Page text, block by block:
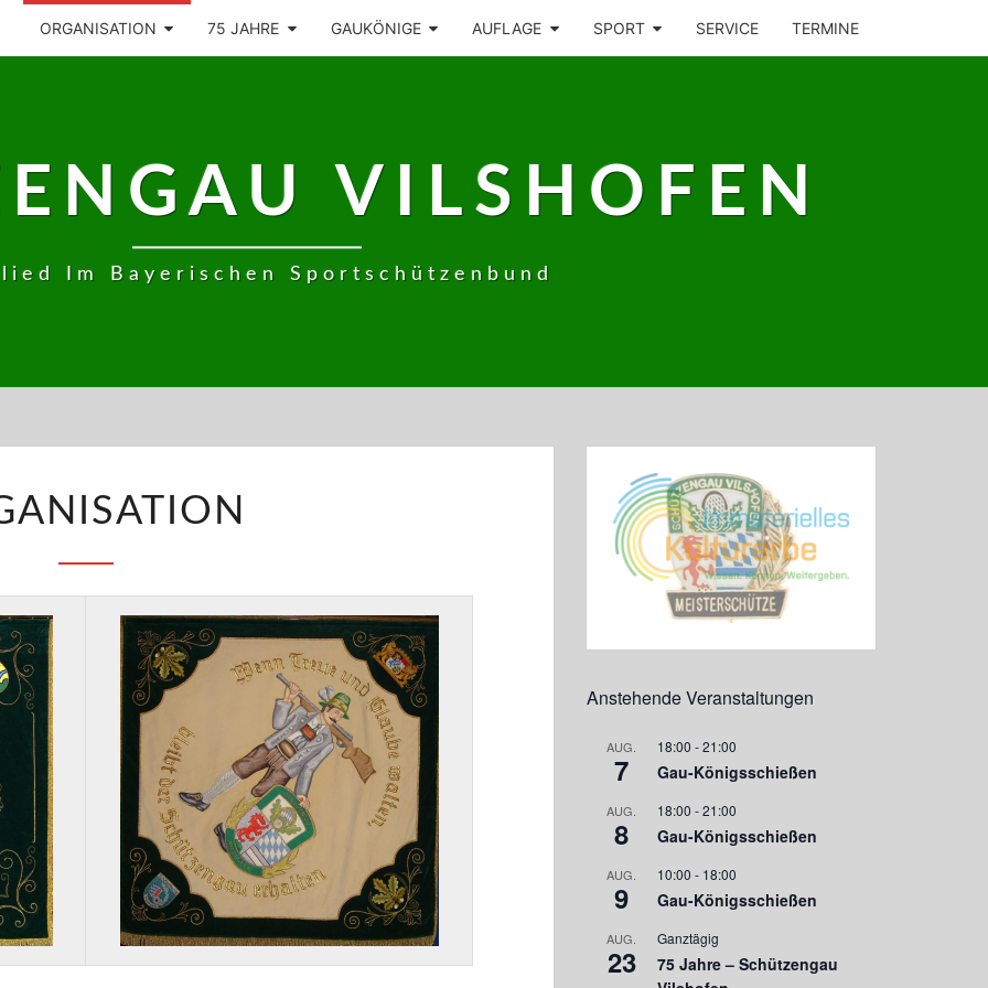
ORGANISATION 75 JAHRE GAUKÖNIGE AUFLAGE SPORT SERVICE TERMINE
VILSHOFEN
Im Bayerischen Sportschützenbund
Anstehende Veranstaltungen
AUG.
7
18:00 -21:00
Gau-Königsschießen
AUG.
8
18:00 -21:00
Gau-Königsschießen
AUG.
9
10:00 - 18:00
Gau-Königsschießen
AUG.
23
Ganztägig
75 Jahre – Schützengau